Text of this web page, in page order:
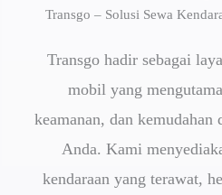
Transgo – Solusi Sewa
Transgo hadir sebagai
mobil yang
keamanan, dan kemudahan
Anda. Kami
kendaraan yang terawat,